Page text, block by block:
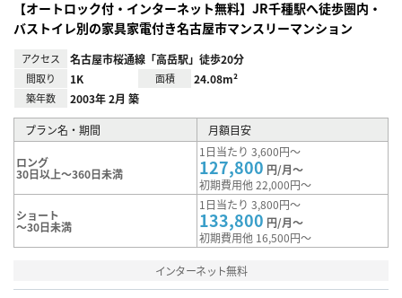
【オートロック付・インターネット無料】JR千種駅へ徒歩圏内・
バストイレ別の家具家電付き名古屋市マンスリーマンション
アクセス 名古屋市桜通線「高岳駅」徒歩20分
間取り 1K 面積 24.08m²
築年数 2003年 2月 築
プラン名・期間 月額目安
ロング
30日以上～360日未満
1日当たり 3,600円～
127,800 円/月～
初期費用他 22,000円～
ショート
～30日未満
1日当たり 3,800円～
133,800 円/月～
初期費用他 16,500円～
インターネット無料